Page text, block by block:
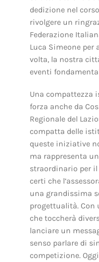
dedizione nel
rivolgere un
Federazione
Luca Simeone per
volta, la nostra
eventi
Una compattezza
forza anche da
Regionale del
compatta delle
queste iniziative
ma rappresenta
straordinario per
certi che
una grandissima
progettualità. Con
che toccherà
lanciare un
senso parlare di
competizione.